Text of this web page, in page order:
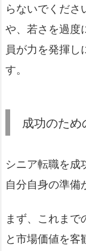
らないでくださ
や、若さを過度
員が力を発揮し
す。
成功のた
シニア転職を成
自分自身の準備
まず、これまで
と市場価値を客